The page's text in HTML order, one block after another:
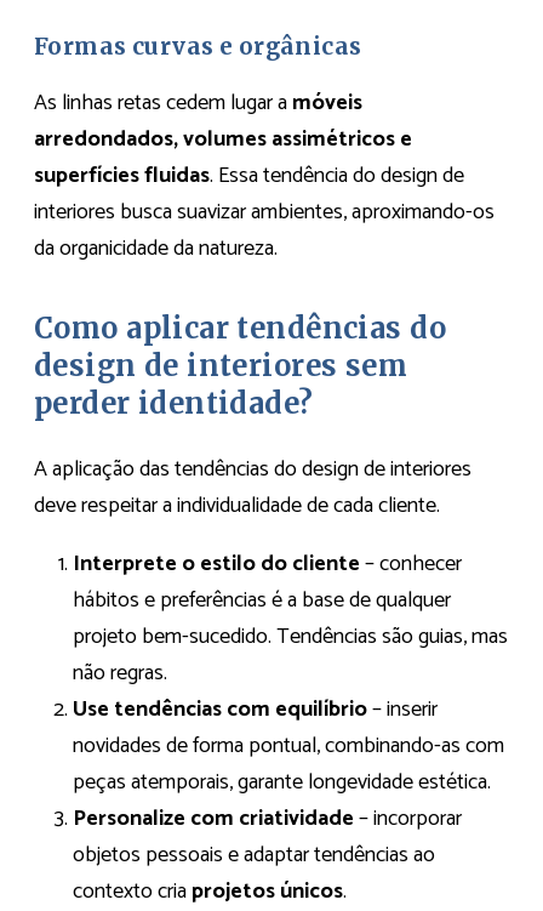
Formas curvas e orgânicas
As linhas retas cedem lugar amóveis
arredondados, volumes assimétricos e
superfícies fluidas. Essa tendência do design de
interiores busca suavizar ambientes, aproximando-os
da organicidade da natureza.
Como aplicar tendências do
design de interiores sem
perder identidade?
A aplicação das tendências do design de interiores
deve respeitar a individualidade de cada cliente.
Interprete o estilo do cliente– conhecer
hábitos e preferências é a base de qualquer
projeto bem-sucedido. Tendências são guias, mas
não regras.
Use tendências com equilíbrio– inserir
novidades de forma pontual, combinando-as com
peças atemporais, garante longevidade estética.
Personalize com criatividade– incorporar
objetos pessoais e adaptar tendências ao
contexto criaprojetos únicos.